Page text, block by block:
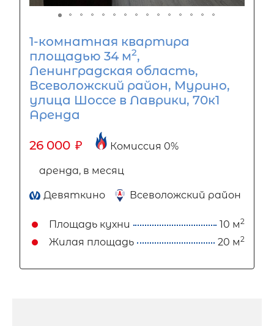
1-комнатная квартира
площадью 34 м2,
Ленинградская область,
Всеволожский район, Мурино,
улица Шоссе в Лаврики, 70к1
Аренда
26 000 ₽ Комиссия 0%
аренда, в месяц
Девяткино Всеволожский район
Площадь кухни 10 м2
Жилая площадь 20 м2